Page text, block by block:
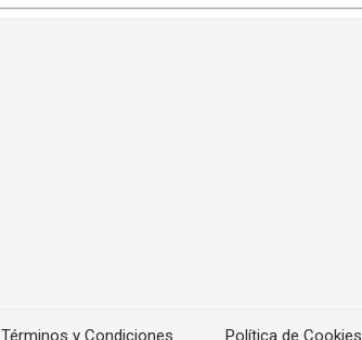
Términos y Condiciones Política de Cookies